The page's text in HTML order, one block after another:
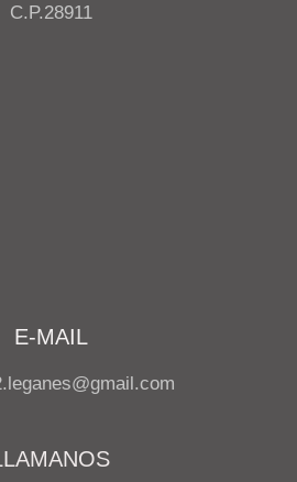
C.P.28911
E-MAIL